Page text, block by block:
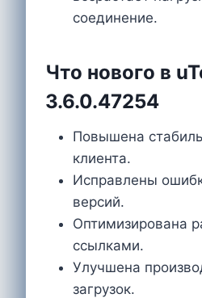
соединение.
Что нового в
3.6.0.47254
Повышена
клиента.
Исправлены
версий.
Оптимизирована
ссылками.
Улучшена
загрузок.